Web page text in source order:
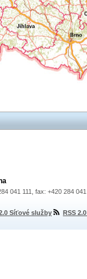
041 111, fax: +420 284
Síťové služby RSS